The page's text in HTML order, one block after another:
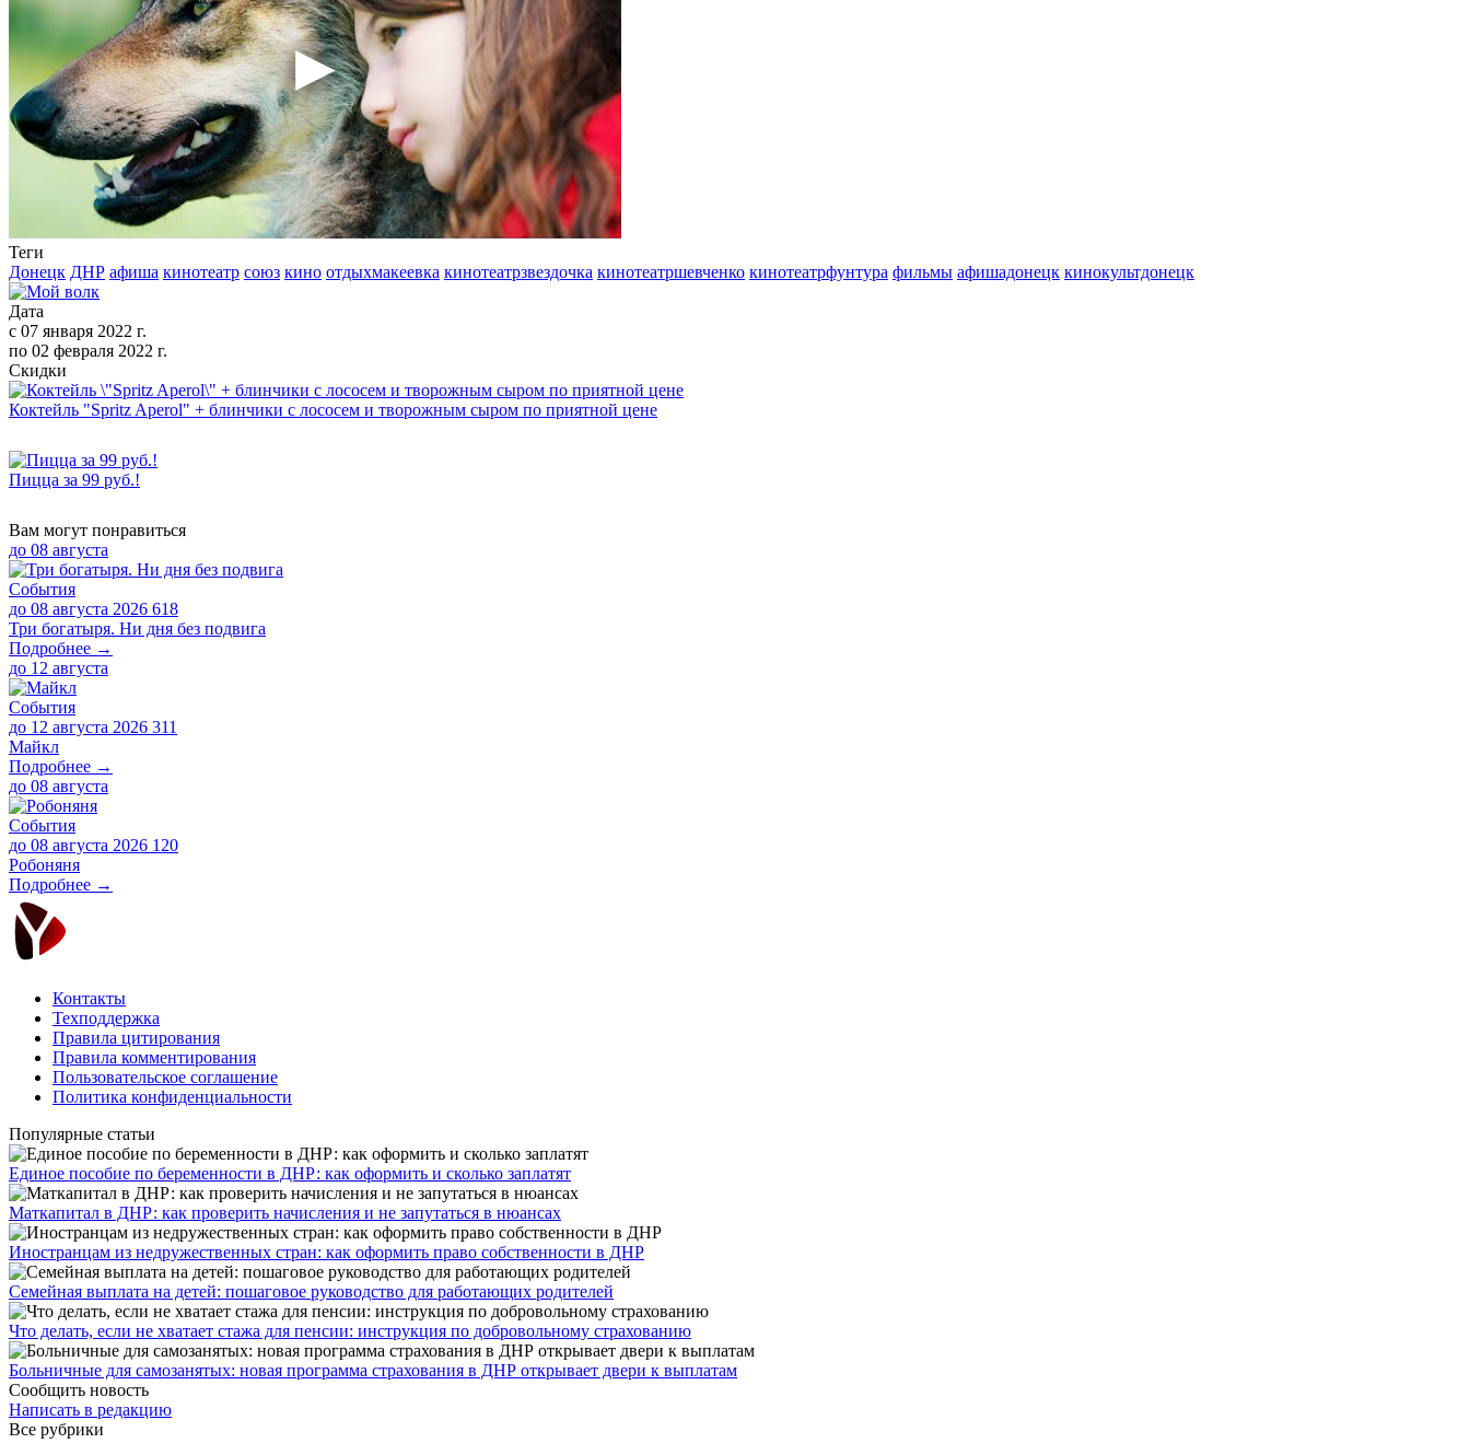
Теги
Донецк ДНР афиша кинотеатр союз кино отдыхмакеевка кинотеатрзвездочка кинотеатршевченко кинотеатрфунтура фильмы афишадонецк кинокультдонецк
Дата
с 07 января 2022 г.
по 02 февраля 2022 г.
Скидки
Коктейль "Spritz Aperol" + блинчики с лососем и творожным сыром по приятной цене
Пицца за 99 руб.!
Вам могут понравиться
до 08 августа
События
до 08 августа 2026 618
Три богатыря. Ни дня без подвига
Подробнее →
до 12 августа
События
до 12 августа 2026 311
Майкл
Подробнее →
до 08 августа
События
до 08 августа 2026 120
Робоняня
Подробнее →
Контакты
Техподдержка
Правила цитирования
Правила комментирования
Пользовательское соглашение
Политика конфиденциальности
Популярные статьи
Единое пособие по беременности в ДНР: как оформить и сколько заплатят
​Маткапитал в ДНР: как проверить начисления и не запутаться в нюансах
Иностранцам из недружественных стран: как оформить право собственности в ДНР
Семейная выплата на детей: пошаговое руководство для работающих родителей
Что делать, если не хватает стажа для пенсии: инструкция по добровольному страхованию
Больничные для самозанятых: новая программа страхования в ДНР открывает двери к выплатам
Сообщить новость
Написать в редакцию
Все рубрики